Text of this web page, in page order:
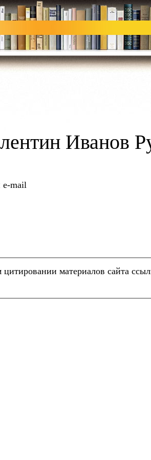
Иванов
e-mail
материалов сайта